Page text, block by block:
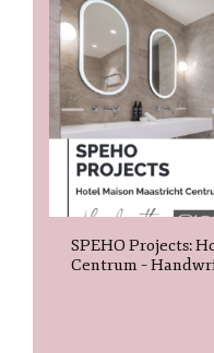
SPEHO Projects:
Centrum –